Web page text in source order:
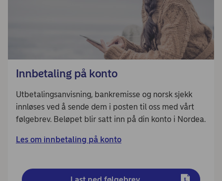
Innbetaling på konto
Utbetalingsanvisning, bankremisse og norsk sjekk
innløses ved å sende dem i posten til oss med vårt
følgebrev. Beløpet blir satt inn på din konto i Nordea.
Les om innbetaling på konto